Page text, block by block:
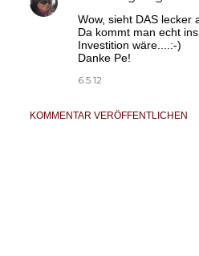
Wow, sieht DAS lecker
Da kommt man echt
Investition wäre....:-)
Danke Pe!
6.5.12
KOMMENTAR VERÖFFENTLICHEN